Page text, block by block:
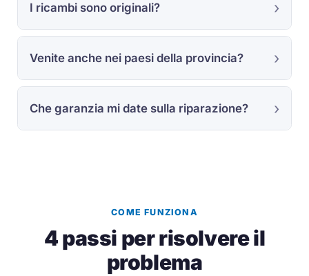
I ricambi sono originali?
Venite anche nei paesi della provincia?
Che garanzia mi date sulla riparazione?
COME FUNZIONA
4 passi per risolvere il
problema